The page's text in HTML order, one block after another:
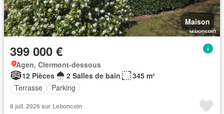
Maison
399 000 €
Agen, Clermont-dessous
12 Pièces
2 Salles de bain
345 m²
Terrasse
Parking
8 juil. 2026 sur Leboncoin